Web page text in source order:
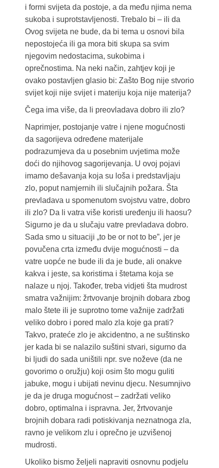
i formi svijeta da postoje, a da među njima nema
sukoba i suprotstavljenosti. Trebalo bi – ili da
Ovog svijeta ne bude, da bi tema u osnovi bila
nepostojeća ili ga mora biti skupa sa svim
njegovim nedostacima, sukobima i
oprečnostima. Na neki način, zahtjev koji je
ovako postavljen glasio bi: Zašto Bog nije stvorio
svijet koji nije svijet i materiju koja nije materija?
Čega ima više, da li preovladava dobro ili zlo?
Naprimjer, postojanje vatre i njene mogućnosti
da sagorijeva određene materijale
podrazumjeva da u posebnim uvjetima može
doći do njihovog sagorijevanja. U ovoj pojavi
imamo dešavanja koja su loša i predstavljaju
zlo, poput namjernih ili slučajnih požara. Šta
prevladava u spomenutom svojstvu vatre, dobro
ili zlo? Da li vatra više koristi uređenju ili haosu?
Sigurno je da u slučaju vatre prevladava dobro.
Sada smo u situaciji „to be or not to be”, jer je
povučena crta između dvije mogućnosti – da
vatre uopće ne bude ili da je bude, ali onakve
kakva i jeste, sa koristima i štetama koja se
nalaze u njoj. Također, treba vidjeti šta mudrost
smatra važnijim: žrtvovanje brojnih dobara zbog
malo štete ili je suprotno tome važnije zadržati
veliko dobro i pored malo zla koje ga prati?
Takvo, prateće zlo je akcidentno, a ne suštinsko
jer kada bi se nalazilo suštini stvari, sigurno da
bi ljudi do sada uništili npr. sve noževe (da ne
govorimo o oružju) koji osim što mogu guliti
jabuke, mogu i ubijati nevinu djecu. Nesumnjivo
je da je druga mogućnost – zadržati veliko
dobro, optimalna i ispravna. Jer, žrtvovanje
brojnih dobara radi potiskivanja neznatnoga zla,
ravno je velikom zlu i oprečno je uzvišenoj
mudrosti.
Ukoliko bismo željeli napraviti osnovnu podjelu